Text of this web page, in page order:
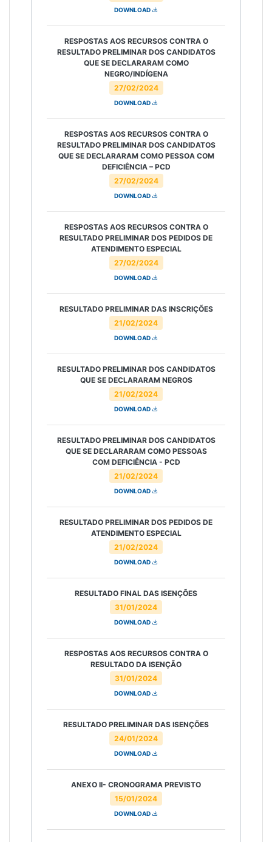
DOWNLOAD
27/02/2024
RESPOSTAS AOS RECURSOS CONTRA O
RESULTADO PRELIMINAR DOS CANDIDATOS
QUE SE DECLARARAM COMO
NEGRO/INDÍGENA
DOWNLOAD
27/02/2024
RESPOSTAS AOS RECURSOS CONTRA O
RESULTADO PRELIMINAR DOS CANDIDATOS
QUE SE DECLARARAM COMO PESSOA COM
DEFICIÊNCIA – PCD
DOWNLOAD
27/02/2024
RESPOSTAS AOS RECURSOS CONTRA O
RESULTADO PRELIMINAR DOS PEDIDOS DE
ATENDIMENTO ESPECIAL
DOWNLOAD
21/02/2024
RESULTADO PRELIMINAR DAS INSCRIÇÕES
DOWNLOAD
21/02/2024
RESULTADO PRELIMINAR DOS CANDIDATOS
QUE SE DECLARARAM NEGROS
DOWNLOAD
21/02/2024
RESULTADO PRELIMINAR DOS CANDIDATOS
QUE SE DECLARARAM COMO PESSOAS
COM DEFICIÊNCIA - PCD
DOWNLOAD
21/02/2024
RESULTADO PRELIMINAR DOS PEDIDOS DE
ATENDIMENTO ESPECIAL
DOWNLOAD
31/01/2024
RESULTADO FINAL DAS ISENÇÕES
DOWNLOAD
31/01/2024
RESPOSTAS AOS RECURSOS CONTRA O
RESULTADO DA ISENÇÃO
DOWNLOAD
24/01/2024
RESULTADO PRELIMINAR DAS ISENÇÕES
DOWNLOAD
15/01/2024
ANEXO II- CRONOGRAMA PREVISTO
DOWNLOAD